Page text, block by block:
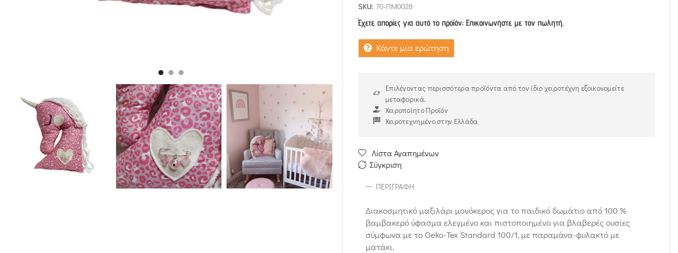
SKU: 70-ΠΜ0028
Έχετε απορίες για αυτό το προϊόν; Επικοινωνήστε με τον πωλητή.
Κάντε μια ερώτηση
Επιλέγοντας περισσότερα προϊόντα από τον ίδιο χειροτέχνη εξοικονομείτε
μεταφορικά.
Χειροποίητο Προϊόν
Χειροτεχνημένο στην Ελλάδα
Λίστα Αγαπημένων
Σύγκριση
ΠΕΡΙΓΡΑΦΉ
Διακοσμητικό μαξιλάρι μονόκερος για το παιδικό δωμάτιο από 100 %
βαμβακερό ύφασμα ελεγμένο και πιστοποιημένο για βλαβερές ουσίες
σύμφωνα με το Oeko-Tex Standard 100/1, με παραμάνα-φυλακτό με
ματάκι.